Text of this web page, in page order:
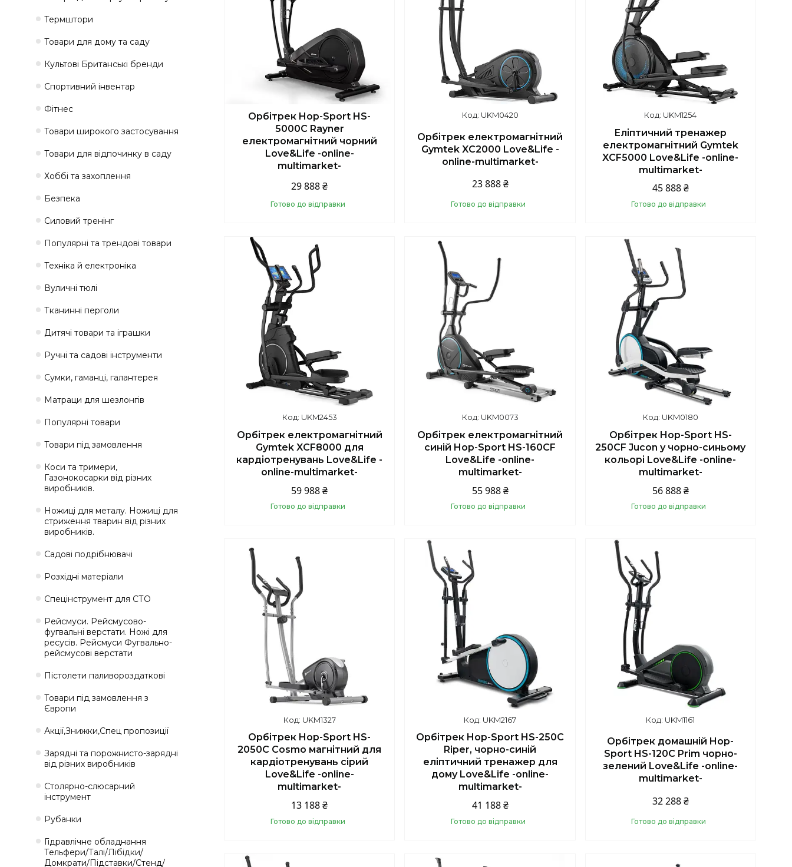
Орбітрек Hop-Sport HS-
5000C Rayner
електромагнітний чорний
Love&Life -online-
multimarket-
29 888 ₴
Готово до відправки
UKM0420
Орбітрек електромагнітний
Gymtek XC2000 Love&Life -
online-multimarket-
23 888 ₴
Готово до відправки
UKM1254
Еліптичний тренажер
електромагнітний Gymtek
XCF5000 Love&Life -online-
multimarket-
45 888 ₴
Готово до відправки
UKM2453
Орбітрек електромагнітний
Gymtek XCF8000 для
кардіотренувань Love&Life -
online-multimarket-
59 988 ₴
Готово до відправки
UKM0073
Орбітрек електромагнітний
синій Hop-Sport HS-160CF
Love&Life -online-
multimarket-
55 988 ₴
Готово до відправки
UKM0180
Орбітрек Hop-Sport HS-
250CF Jucon у чорно-синьому
кольорі Love&Life -online-
multimarket-
56 888 ₴
Готово до відправки
UKM1327
Орбітрек Hop-Sport HS-
2050C Cosmo магнітний для
кардіотренувань сірий
Love&Life -online-
multimarket-
13 188 ₴
Готово до відправки
UKM2167
Орбітрек Hop-Sport HS-250C
Riper, чорно-синій
еліптичний тренажер для
дому Love&Life -online-
multimarket-
41 188 ₴
Готово до відправки
UKM1161
Орбітрек домашній Hop-
Sport HS-120C Prim чорно-
зелений Love&Life -online-
multimarket-
32 288 ₴
Готово до відправки
Термштори
Товари для дому та саду
Культові Британські бренди
Спортивний інвентар
Фітнес
Товари широкого застосування
Товари для відпочинку в саду
Хоббі та захоплення
Безпека
Силовий тренінг
Популярні та трендові товари
Техніка й електроніка
Вуличні тюлі
Тканинні перголи
Дитячі товари та іграшки
Ручні та садові інструменти
Сумки, гаманці, галантерея
Матраци для шезлонгів
Популярні товари
Товари під замовлення
Коси та тримери,
Газонокосарки від різних
виробників.
Ножиці для металу. Ножиці для
стриження тварин від різних
виробників.
Садові подрібнювачі
Розхідні матеріали
Спецінструмент для СТО
Рейсмуси. Рейсмусово-
фугвальні верстати. Ножі для
ресусів. Рейсмуси Фугвально-
рейсмусові верстати
Пістолети паливороздаткові
Товари під замовлення з
Європи
Акції,Знижки,Спец пропозиції
Зарядні та порожнисто-зарядні
від різних виробників
Столярно-слюсарний
інструмент
Рубанки
Гідравлічне обладнання
Тельфери/Талі/Лібідки/
Домкрати/Підставки/Стенд/